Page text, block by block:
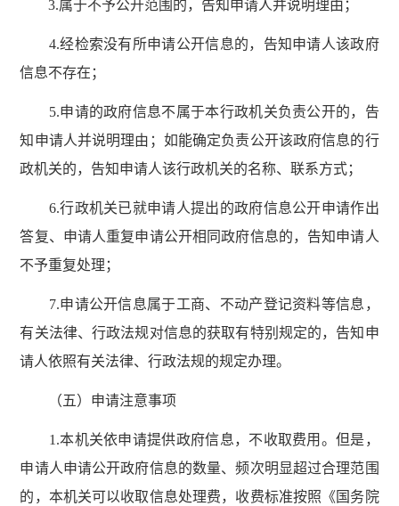
3.属于不予公开范围的，告知申请人并说明理由；
4.经检索没有所申请公开信息的，告知申请人该政府
信息不存在；
5.申请的政府信息不属于本行政机关负责公开的，告
知申请人并说明理由；如能确定负责公开该政府信息的行
政机关的，告知申请人该行政机关的名称、联系方式；
6.行政机关已就申请人提出的政府信息公开申请作出
答复、申请人重复申请公开相同政府信息的，告知申请人
不予重复处理；
7.申请公开信息属于工商、不动产登记资料等信息，
有关法律、行政法规对信息的获取有特别规定的，告知申
请人依照有关法律、行政法规的规定办理。
（五）申请注意事项
1.本机关依申请提供政府信息，不收取费用。但是，
申请人申请公开政府信息的数量、频次明显超过合理范围
的，本机关可以收取信息处理费，收费标准按照《国务院